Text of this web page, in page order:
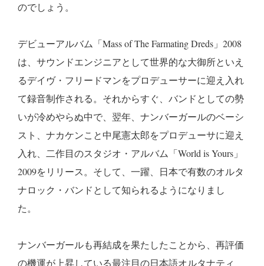
のでしょう。
デビューアルバム「Mass of The Farmating Dreds」2008
は、サウンドエンジニアとして世界的な大御所といえ
るデイヴ・フリードマンをプロデューサーに迎え入れ
て録音制作される。それからすぐ、バンドとしての勢
いが冷めやらぬ中で、翌年、ナンバーガールのベーシ
スト、ナカケンこと中尾憲太郎をプロデューサに迎え
入れ、二作目のスタジオ・アルバム「World is Yours」
2009をリリース。そして、一躍、日本で有数のオルタ
ナロック・バンドとして知られるようになりまし
た。
ナンバーガールも再結成を果たしたことから、再評価
の機運が上昇している最注目の日本語オルタナティ